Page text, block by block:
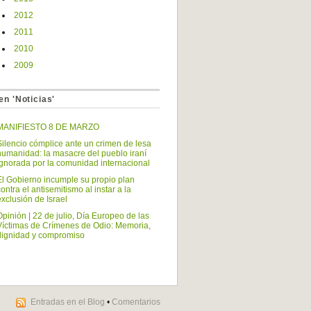
2012
2011
2010
2009
'Noticias'
8 DE MARZO
cómplice ante un crimen de lesa
la masacre del pueblo iraní
por la comunidad internacional
Gobierno incumple su propio plan
el antisemitismo al instar a la
de Israel
| 22 de julio, Día Europeo de las
de Crímenes de Odio: Memoria,
y compromiso
Entradas en el Blog • Comentarios